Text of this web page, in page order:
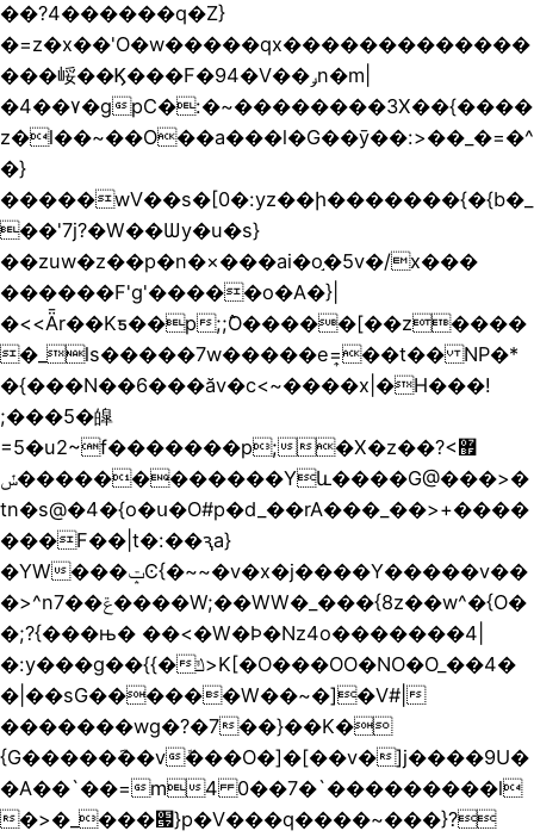
��?4������q�Z}
�=z�x��'O�w�����qx�������������
���㟎��Ϗ���F�94�V��ݛn�m|
�4��٧�gpC�:�~��������3X��{����
z�l��~��O��a���l�G��ӯ��:>��_�=�^
�}
�����wV��s�[0�:yz��ի�������{�{b�_
��'7j?�W��Ѡy�u�s}
��zuw�z��p�n�×���ai�o֣�5v�/x���
������F'g'�����o�A�}|
�<<Ǟr��Kƽ��p;;߮O�����[��z����
�_ls�����7w�����e=͎��t�� NP�*
�{���N��6���ӑv�c<~����x|�H���!
;���5�皡
=5�u2~f�������p;�X�z��޿>?
���ݽ���������Yև����G@���>�
tn�s@�4�{o�ս�O#p�d_��rA���_��>+����
���F��|t�:��ԇa}
�YW���ݓϾ{�~~�v�x�j����Y�����v��
�>^n7��ݝ����W;��WW�_���{8z��w^�{O�
�;?{���њ� ��<�W�Ϸ�Nz4o�������4|
�:y���g��{{�ݿ>K[�O���OO�NO�O_��4�
�|��sG������W��~�]�V#|
�������wg�?�7��}��K�
{G�����݇��vܽ���O�]�[��v�]j����9U�
�A��`��=m4 0��7�`���������l
�>�_���՗}p�V���q����~���}?